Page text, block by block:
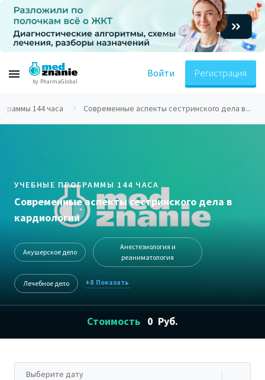
by PharmaGlobal
Войти Регистрация
144 часа Современные аспекты сестринского дела в...
УЧЕБНЫЕ ПРОГРАММЫ 144 ЧАСА
Современные аспекты сестринского дела в
кардиологии
Акушерское дело
Анестезиология и
реаниматология
Лечебное дело +8
Стоимость 0 Руб.
Выберите дату